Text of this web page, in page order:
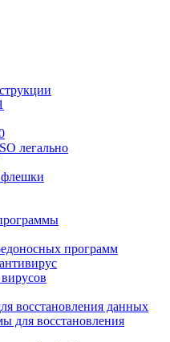
легально
флешки
программ
восстановления данных
для восстановления